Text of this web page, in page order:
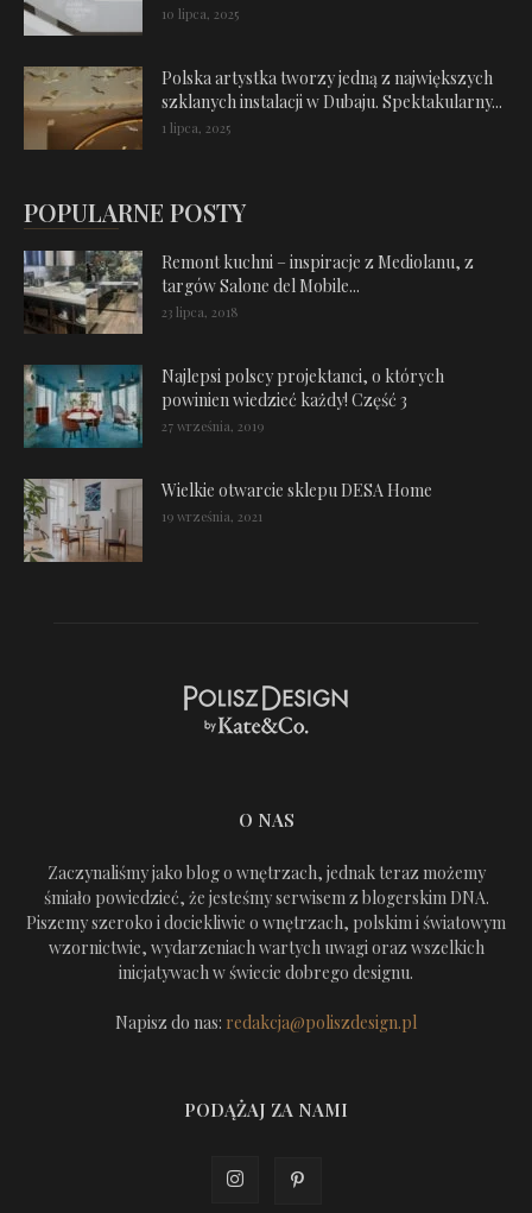
10 lipca, 2025
Polska artystka tworzy jedną z największych
szklanych instalacji w Dubaju. Spektakularny...
1 lipca, 2025
POPULARNE POSTY
Remont kuchni – inspiracje z Mediolanu, z
targów Salone del Mobile...
23 lipca, 2018
Najlepsi polscy projektanci, o których
powinien wiedzieć każdy! Część 3
27 września, 2019
Wielkie otwarcie sklepu DESA Home
19 września, 2021
O NAS
Zaczynaliśmy jako blog o wnętrzach, jednak teraz możemy
śmiało powiedzieć, że jesteśmy serwisem z blogerskim DNA.
Piszemy szeroko i dociekliwie o wnętrzach, polskim i światowym
wzornictwie, wydarzeniach wartych uwagi oraz wszelkich
inicjatywach w świecie dobrego designu.
Napisz do nas: redakcja@poliszdesign.pl
PODĄŻAJ ZA NAMI